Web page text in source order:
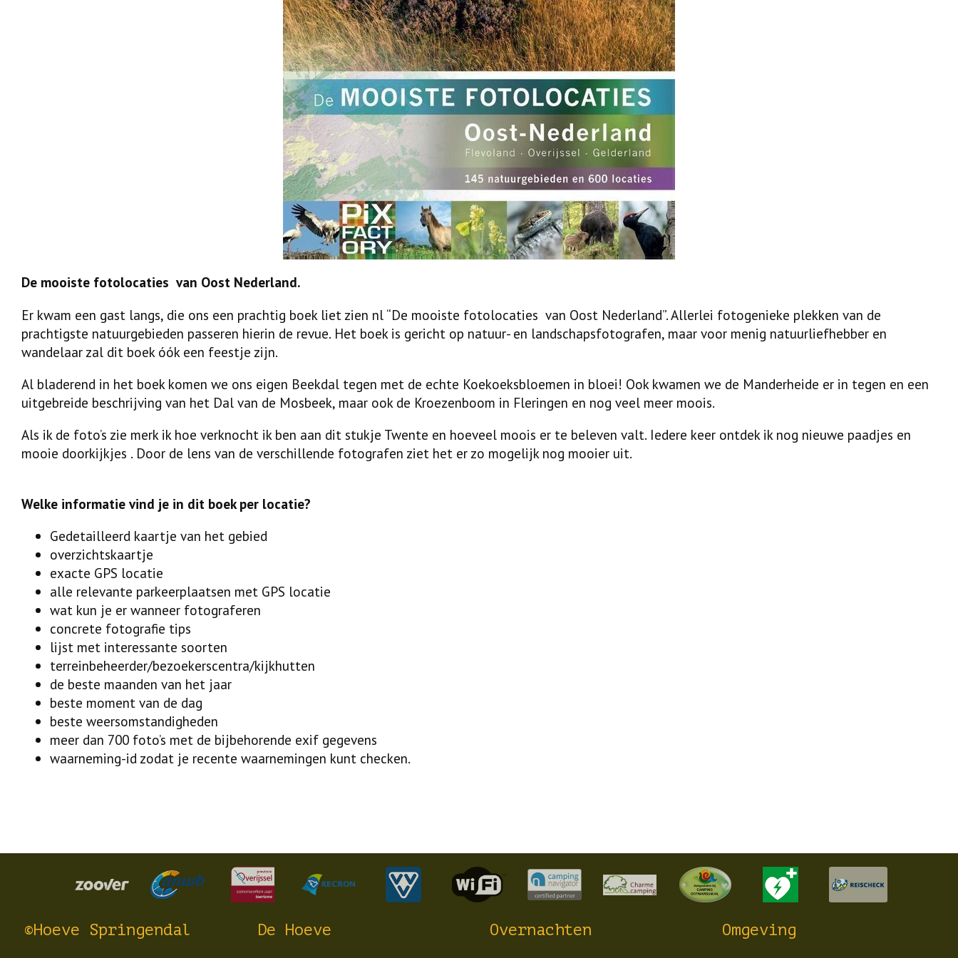
De mooiste fotolocaties van Oost Nederland.
Er kwam een gast langs, die ons een prachtig boek liet zien nl “De mooiste fotolocaties van Oost Nederland”. Allerlei fotogenieke plekken van de
prachtigste natuurgebieden passeren hierin de revue. Het boek is gericht op natuur- en landschapsfotografen, maar voor menig natuurliefhebber en
wandelaar zal dit boek óók een feestje zijn.
Al bladerend in het boek komen we ons eigen Beekdal tegen met de echte Koekoeksbloemen in bloei! Ook kwamen we de Manderheide er in tegen en een
uitgebreide beschrijving van het Dal van de Mosbeek, maar ook de Kroezenboom in Fleringen en nog veel meer moois.
Als ik de foto’s zie merk ik hoe verknocht ik ben aan dit stukje Twente en hoeveel moois er te beleven valt. Iedere keer ontdek ik nog nieuwe paadjes en
mooie doorkijkjes . Door de lens van de verschillende fotografen ziet het er zo mogelijk nog mooier uit.
Welke informatie vind je in dit boek per locatie?
Gedetailleerd kaartje van het gebied
overzichtskaartje
exacte GPS locatie
alle relevante parkeerplaatsen met GPS locatie
wat kun je er wanneer fotograferen
concrete fotografie tips
lijst met interessante soorten
terreinbeheerder/bezoekerscentra/kijkhutten
de beste maanden van het jaar
beste moment van de dag
beste weersomstandigheden
meer dan 700 foto’s met de bijbehorende exif gegevens
waarneming-id zodat je recente waarnemingen kunt checken.
©Hoeve Springendal De Hoeve Overnachten Omgeving